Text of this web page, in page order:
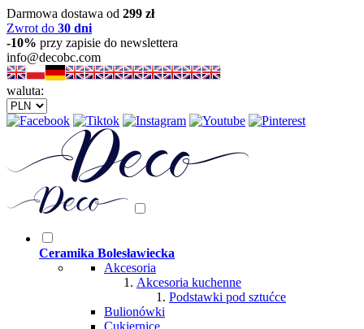
Darmowa dostawa od 299 zł
Zwrot do 30 dni
-10% przy zapisie do newslettera
info@decobc.com
waluta:
Ceramika Bolesławiecka
Akcesoria
Akcesoria kuchenne
Podstawki pod sztućce
Bulionówki
Cukiernice